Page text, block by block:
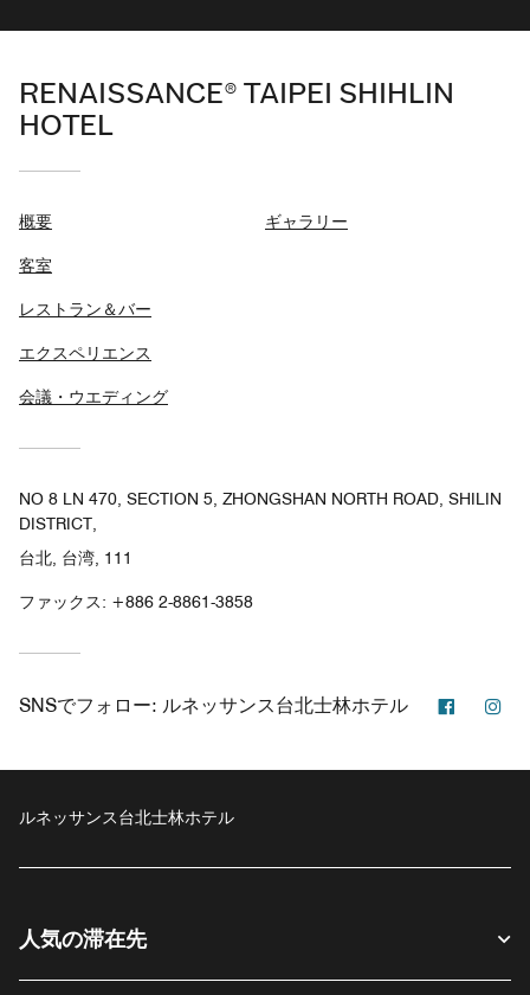
RENAISSANCE® TAIPEI SHIHLIN
HOTEL
概要
客室
レストラン＆バー
エクスペリエンス
会議・ウエディング
ギャラリー
NO 8 LN 470, SECTION 5, ZHONGSHAN NORTH ROAD, SHILIN
DISTRICT,
台北, 台湾, 111
ファックス: +886 2-8861-3858
SNSでフォロー: ルネッサンス台北士林ホテル
ルネッサンス台北士林ホテル
人気の滞在先